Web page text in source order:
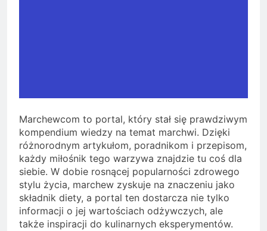
Marchewcom to portal, który stał się prawdziwym
kompendium wiedzy na temat marchwi. Dzięki
różnorodnym artykułom, poradnikom i przepisom,
każdy miłośnik tego warzywa znajdzie tu coś dla
siebie. W dobie rosnącej popularności zdrowego
stylu życia, marchew zyskuje na znaczeniu jako
składnik diety, a portal ten dostarcza nie tylko
informacji o jej wartościach odżywczych, ale
także inspiracji do kulinarnych eksperymentów.